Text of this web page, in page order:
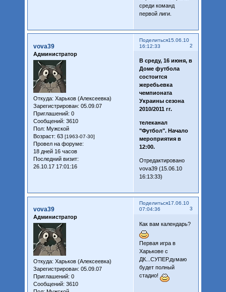
среди команд
первой лиги.
Поделиться
2
15.06.10
16:12:33
vova39
Администратор
Откуда: Харьков (Алексеевка)
Зарегистрирован: 05.09.07
Приглашений: 0
Сообщений: 3610
Пол: Мужской
Возраст: 63 [1963-07-30]
Провел на форуме:
18 дней 16 часов
Последний визит:
26.10.17 17:01:16
В среду, 16 июня, в
Доме футбола
состоится
жеребьевка
чемпионата
Украины сезона
2010/2011 гг.
телеканал
"Футбол". Начало
мероприятия в
12:00.
Отредактировано
vova39 (15.06.10
16:13:33)
Поделиться
3
17.06.10
07:04:36
vova39
Администратор
Откуда: Харьков (Алексеевка)
Зарегистрирован: 05.09.07
Приглашений: 0
Сообщений: 3610
Как вам календарь?
Первая игра в
Харькове с
ДК...СУПЕР.думаю
будет полный
стадио!